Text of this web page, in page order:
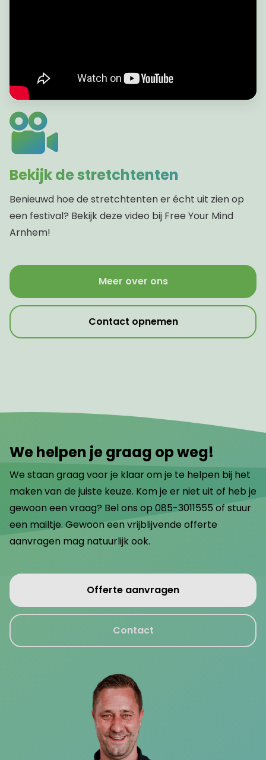
Bekijk de stretchtenten
Benieuwd hoe de stretchtenten er écht uit zien op
een festival? Bekijk deze video bij Free Your Mind
Arnhem!
Meer over ons
Contact opnemen
We helpen je graag op weg!
We staan graag voor je klaar om je te helpen bij het
maken van de juiste keuze. Kom je er niet uit of heb je
gewoon een vraag? Bel ons op 085-3011555 of stuur
een mailtje. Gewoon een vrijblijvende offerte
aanvragen mag natuurlijk ook.
Offerte aanvragen
Contact